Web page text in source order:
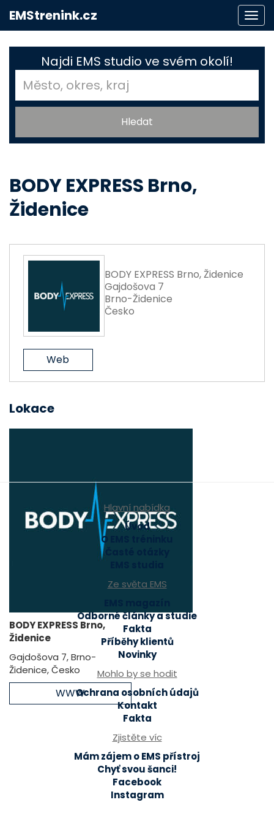
EMStrenink.cz
Najdi EMS studio ve svém okolí!
BODY EXPRESS Brno,
Židenice
BODY EXPRESS Brno, Židenice
Gajdošova 7
Brno-Židenice
Česko
Web
Lokace
BODY EXPRESS Brno,
Židenice
Gajdošova 7, Brno-
Židenice, Česko
WWW
Hlavní nabídka
Úvod
O EMS tréninku
Časté otázky
Ze světa EMS
Odborné články a studie
Fakta
Příběhy klientů
Novinky
Mohlo by se hodit
Ochrana osobních údajů
Kontakt
Fakta
Zjistěte víc
Mám zájem o EMS přístroj
Chyť svou šanci!
Facebook
Instagram